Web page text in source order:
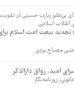
بی‌نظیر زیارت حسینی در
انقلاب اسلامی
تجدید بیعت امت اسلام
مصباح یزدی
امید، رواق دارالذکر
روزنامه‌نگار